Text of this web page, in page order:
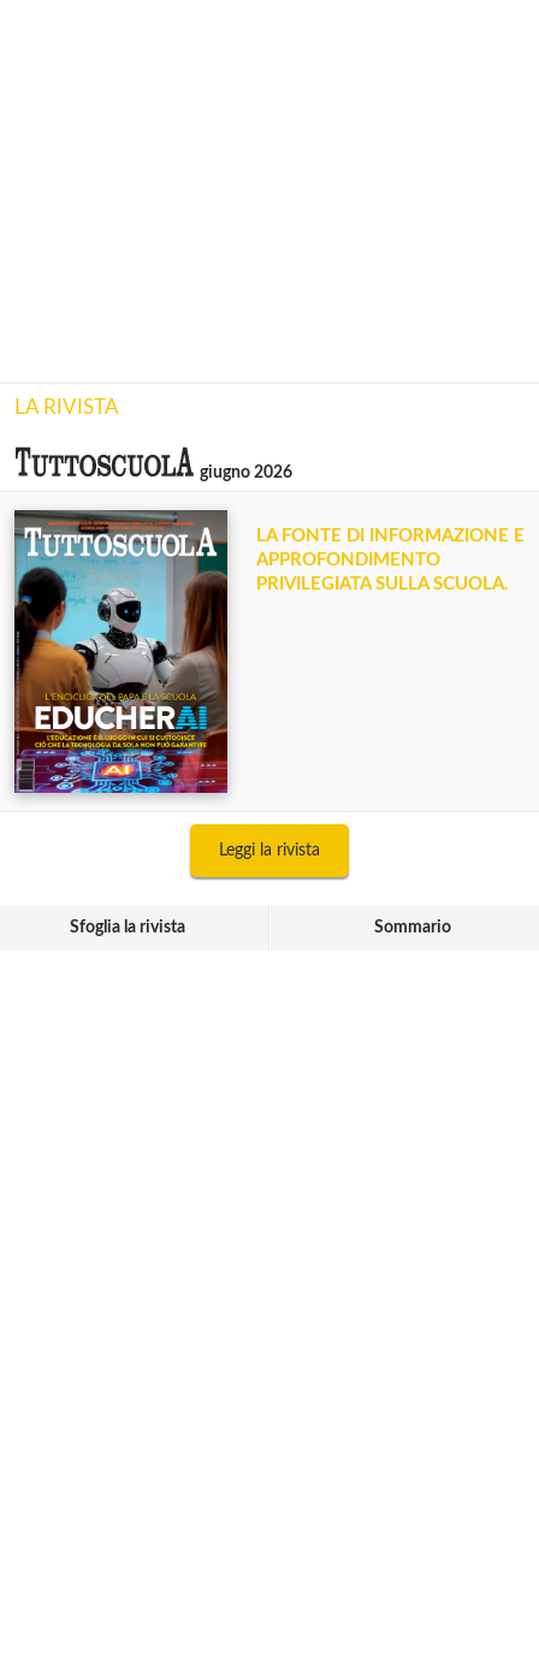
LA RIVISTA
giugno 2026
LA FONTE DI INFORMAZIONE E
APPROFONDIMENTO
PRIVILEGIATA SULLA SCUOLA.
Leggi la rivista
Sfoglia la rivista Sommario